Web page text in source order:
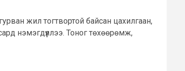
жил тогтвортой байсан цахилгаан,
нэмэгдүүллээ. Тоног төхөөрөмж,